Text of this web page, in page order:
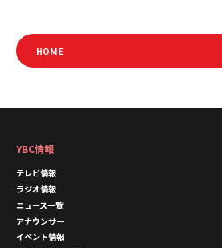
HOME
YBC情報
テレビ情報
ラジオ情報
ニュース一覧
アナウンサー
イベント情報